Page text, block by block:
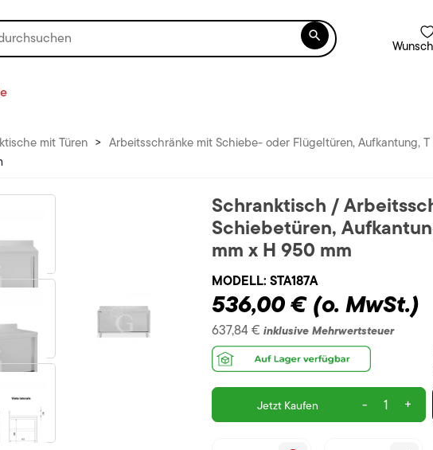

mit Türen > Arbeitsschränke mit Schiebe- oder Flügeltüren, Aufkantung, T
Schranktisch /
Schiebetüren,
mm x H 950 mm
MODELL: STA187A
536,00 € (o. MwSt.)
637,84 € inklusive Mehrwertsteuer
Jetzt Kaufen - +